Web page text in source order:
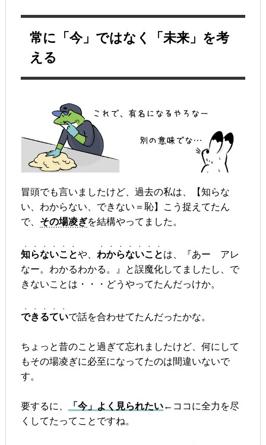
常に「今」ではなく「未来」を考
える
冒頭でも言いましたけど、過去の私は、【知らな
い、わからない、できない＝恥】こう捉えてたん
で、 その場凌ぎを結構やってました。
知らないこと
・・・・・・
や、 わからないこと
・・・・・・・
は、『あー アレ
なー。わかるわかる。』と誤魔化してましたし、で
きないことは・・・どうやってたんだっけか。
できるてい
・・・・・
で話を合わせてたんだったかな。
ちょっと昔のこと過ぎて忘れましたけど、何にして
もその場凌ぎに必至になってたのは間違いないで
す。
要するに、 「今」よく見られたい←ココに全力を尽
くしてたってことですね。